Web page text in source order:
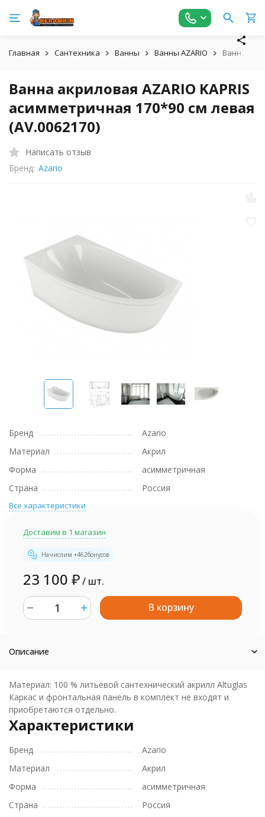
Главная Сантехника Ванны Ванны AZARIO Ванна
Ванна акриловая AZARIO KAPRIS
асимметричная 170*90 см левая
(AV.0062170)
Написать отзыв
Бренд: Azario
Бренд
Azario
Материал
Акрил
Форма
асимметричная
Страна
Россия
Все характеристики
Доставим в 1 магазин
Начислим +462бонусов
23 100 ₽/ шт.
В корзину
Описание
Материал: 100 % литьевой сантехнический акрилл Altuglas
Каркас и фронтальная панель в комплект не входят и
приобретаются отдельно.
Характеристики
Бренд
Azario
Материал
Акрил
Форма
асимметричная
Страна
Россия